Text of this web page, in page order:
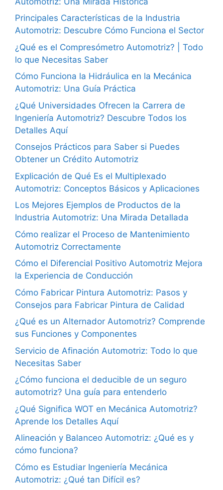
Principales Características de la Industria
Automotriz: Descubre Cómo Funciona el Sector
¿Qué es el Compresómetro Automotriz? | Todo
lo que Necesitas Saber
Cómo Funciona la Hidráulica en la Mecánica
Automotriz: Una Guía Práctica
¿Qué Universidades Ofrecen la Carrera de
Ingeniería Automotriz? Descubre Todos los
Detalles Aquí
Consejos Prácticos para Saber si Puedes
Obtener un Crédito Automotriz
Explicación de Qué Es el Multiplexado
Automotriz: Conceptos Básicos y Aplicaciones
Los Mejores Ejemplos de Productos de la
Industria Automotriz: Una Mirada Detallada
Cómo realizar el Proceso de Mantenimiento
Automotriz Correctamente
Cómo el Diferencial Positivo Automotriz Mejora
la Experiencia de Conducción
Cómo Fabricar Pintura Automotriz: Pasos y
Consejos para Fabricar Pintura de Calidad
¿Qué es un Alternador Automotriz? Comprende
sus Funciones y Componentes
Servicio de Afinación Automotriz: Todo lo que
Necesitas Saber
¿Cómo funciona el deducible de un seguro
automotriz? Una guía para entenderlo
¿Qué Significa WOT en Mecánica Automotriz?
Aprende los Detalles Aquí
Alineación y Balanceo Automotriz: ¿Qué es y
cómo funciona?
Cómo es Estudiar Ingeniería Mecánica
Automotriz: ¿Qué tan Difícil es?